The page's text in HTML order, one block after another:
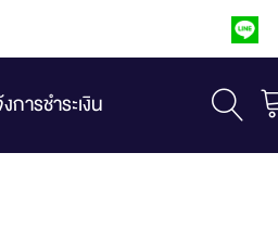
การชำระเงิน